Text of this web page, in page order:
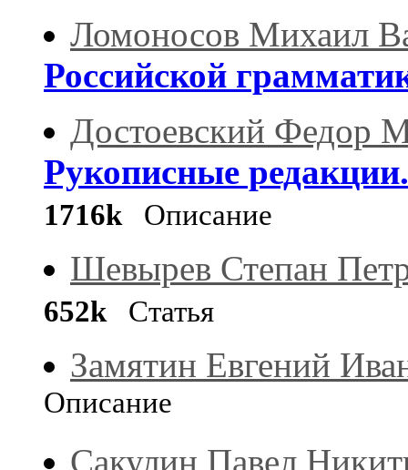
Ломоносов Михаил
Российской
Достоевский Федор
Рукописные
1716kОписание
Шевырев Степан
652kСтатья
Замятин Евгений
Описание
Сакулин Павел